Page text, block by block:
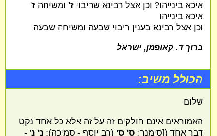
איכא בינייהו? וכן אצל רבינא שריבוי ז' ומשיחה ז'
איכא בינייהו
וכן אצל רבינא בענין ריבוי שבעה ומשיחה שבעה
ברוך ד. קאופמן, ישראל
הכולל משיב:
שלום
האמוראים אינם חולקים זה על זה אלא כל אחד נקט
דבר אחד ([סימנך: ס' ס' (רב יוסף - סמיכה); נ' נ' -